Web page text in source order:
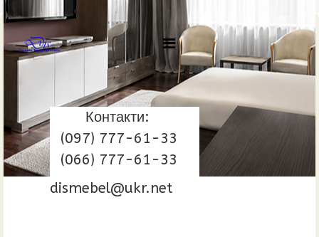
Контакти:
(097) 777-61-33
(066) 777-61-33
dismebel@ukr.net